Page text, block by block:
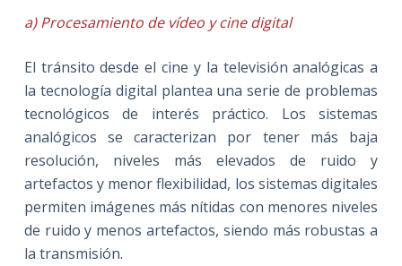
a) Procesamiento de vídeo y cine digital
El tránsito desde el cine y la televisión analógicas a
la tecnología digital plantea una serie de problemas
tecnológicos de interés práctico. Los sistemas
analógicos se caracterizan por tener más baja
resolución, niveles más elevados de ruido y
artefactos y menor flexibilidad, los sistemas digitales
permiten imágenes más nítidas con menores niveles
de ruido y menos artefactos, siendo más robustas a
la transmisión.